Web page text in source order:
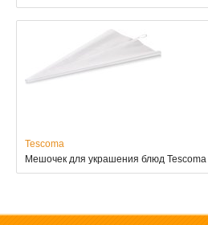
Tescoma
Мешочек для украшения блюд